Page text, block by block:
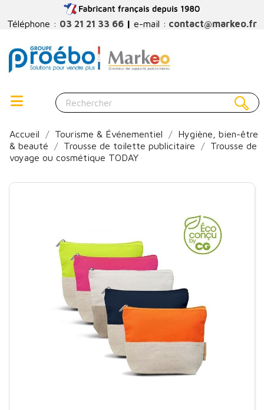
Téléphone : 03 21 21 33 66 | e-mail : contact@markeo.fr
Accueil Tourisme & Événementiel
Hygiène, bien-être
& beauté
Trousse de toilette publicitaire
Trousse de
voyage ou cosmétique TODAY